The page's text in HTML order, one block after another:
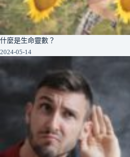
什麼是生命靈數？
2024-05-14